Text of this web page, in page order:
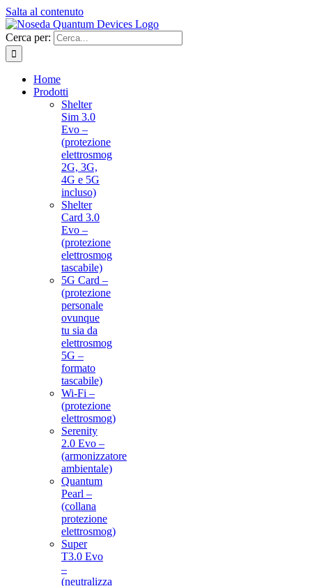
Salta al contenuto
Cerca per:
Home
Prodotti
Shelter
Sim 3.0
Evo –
(protezione
elettrosmog
2G, 3G,
4G e 5G
incluso)
Shelter
Card 3.0
Evo –
(protezione
elettrosmog
tascabile)
5G Card –
(protezione
personale
ovunque
tu sia da
elettrosmog
5G –
formato
tascabile)
Wi-Fi –
(protezione
elettrosmog)
Serenity
2.0 Evo –
(armonizzatore
ambientale)
Quantum
Pearl –
(collana
protezione
elettrosmog)
Super
T3.0 Evo
–
(neutralizza